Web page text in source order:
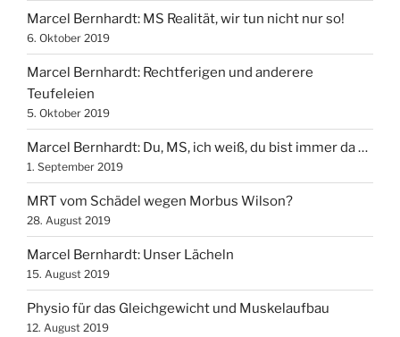
Marcel Bernhardt: MS Realität, wir tun nicht nur so!
6. Oktober 2019
Marcel Bernhardt: Rechtferigen und anderere
Teufeleien
5. Oktober 2019
Marcel Bernhardt: Du, MS, ich weiß, du bist immer da …
1. September 2019
MRT vom Schädel wegen Morbus Wilson?
28. August 2019
Marcel Bernhardt: Unser Lächeln
15. August 2019
Physio für das Gleichgewicht und Muskelaufbau
12. August 2019